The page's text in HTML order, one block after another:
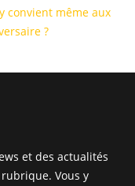
convient même aux
?
et des actualités
Vous y